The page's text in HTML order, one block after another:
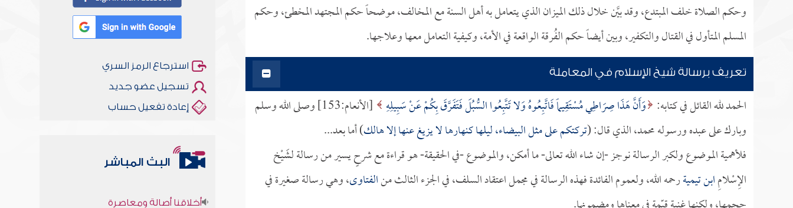
وحكم الصلاة خلف المبتدع، وقد بيَّن خلال ذلك الميزان الذي يتعامل به أهل السنة مع المخالف، موضحاً حكم المجتهد المخطئ، وحكم
المسلم المتأول في القتال والتكفير، وبين أيضاً حكم الفُرقة الواقعة في الأمة، وكيفية التعامل معها وعلاجها.
تعريف برسالة شيخ الإسلام في المعاملة
الحمد لله القائل في كتابه: وَأَنَّ هَذَا صِرَاطِي مُسْتَقِيماً فَاتَّبِعُوهُ وَلا تَتَّبِعُوا السُّبُلَ فَتَفَرَّقَ بِكُمْ عَنْ سَبِيلِهِ
[الأنعام:153] وصلى الله وسلم
وبارك على عبده ورسوله محمد، الذي قال: (تركتكم على مثل البيضاء، ليلها كنهارها لا يزيغ عنها إلا هالك) أما بعد...
فلأهمية الموضوع ولكبر الرسالة نوجز -إن شاء الله تعالى- ما أمكن، والموضوع -في الحقيقة- هو قراءة مع شرحٍ يسير من رسالة لشَيْخ
الإِسْلامِابن تيميةرحمه الله، ولعموم الفائدة فهذه الرسالة في مجمل اعتقاد السلف، في الجزء الثالث منالفتاوى، وهي رسالة صغيرة في
استرجاع الرمز السري
تسجيل عضو جديد
إعادة تفعيل حساب
البث المباشر